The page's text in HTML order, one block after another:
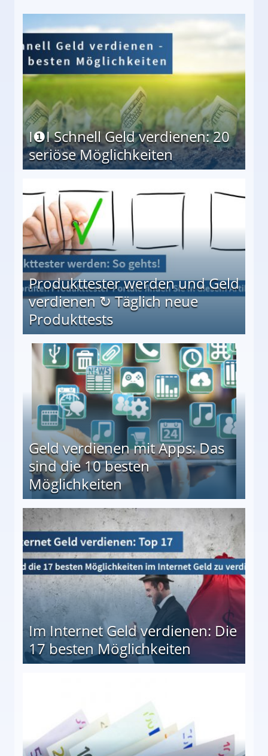
I❶I Schnell Geld verdienen: 20
seriöse Möglichkeiten
Produkttester werden und Geld
verdienen ↻ Täglich neue
Produkttests
↻ Täglich neue Produkttests
Geld verdienen mit Apps: Das
sind die 10 besten
Möglichkeiten
besten Möglichkeiten
Im Internet Geld verdienen: Die
17 besten Möglichkeiten